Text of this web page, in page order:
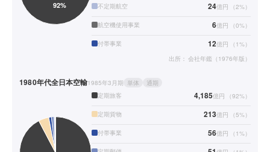
不定期航空 24億円 （2%）
航空機使用事業 6億円 （0%）
付帯事業 12億円 （ 1%）
出所： 会社年鑑（1976年版）
1980年代全日本空輸1985年3月期 単体
通期
定期旅客
4,185億円 （92%）
定期貨物 213億円 （5%）
付帯事業 56億円 （ 1%）